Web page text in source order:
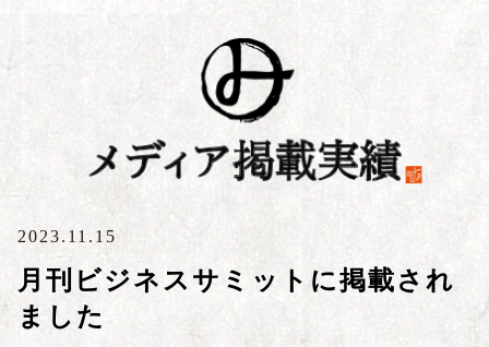
2023.11.15
月刊ビジネスサミットに掲載され
ました